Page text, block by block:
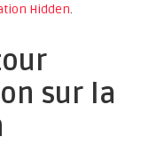
Hidden.
sur la